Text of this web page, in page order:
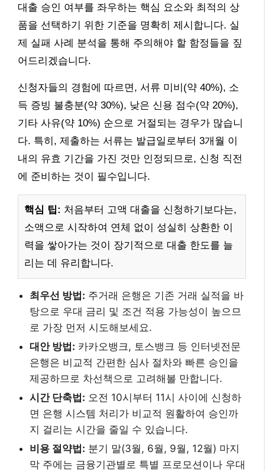
대출 승인 여부를 좌우하는 핵심 요소와 최적의 상
품을 선택하기 위한 기준을 명확히 제시합니다. 실
제 실패 사례 분석을 통해 주의해야 할 함정들을 짚
어드리겠습니다.
신청자들의 경험에 따르면, 서류 미비(약 40%), 소
득 증빙 불충분(약 30%), 낮은 신용 점수(약 20%),
기타 사유(약 10%) 순으로 거절되는 경우가 많습니
다. 특히, 제출하는 서류는 발급일로부터 3개월 이
내의 유효 기간을 가진 것만 인정되므로, 신청 직전
에 준비하는 것이 필수입니다.
핵심 팁: 처음부터 고액 대출을 신청하기보다는,
소액으로 시작하여 연체 없이 성실히 상환한 이
력을 쌓아가는 것이 장기적으로 대출 한도를 늘
리는 데 유리합니다.
최우선 방법: 주거래 은행은 기존 거래 실적을 바
탕으로 우대 금리 및 조건 적용 가능성이 높으므
로 가장 먼저 시도해보세요.
대안 방법: 카카오뱅크, 토스뱅크 등 인터넷전문
은행은 비교적 간편한 심사 절차와 빠른 승인을
제공하므로 차선책으로 고려해볼 만합니다.
시간 단축법: 오전 10시부터 11시 사이에 신청하
면 은행 시스템 처리가 비교적 원활하여 승인까
지 걸리는 시간을 줄일 수 있습니다.
비용 절약법: 분기 말(3월, 6월, 9월, 12월) 마지
막 주에는 금융기관별로 특별 프로모션이나 우대